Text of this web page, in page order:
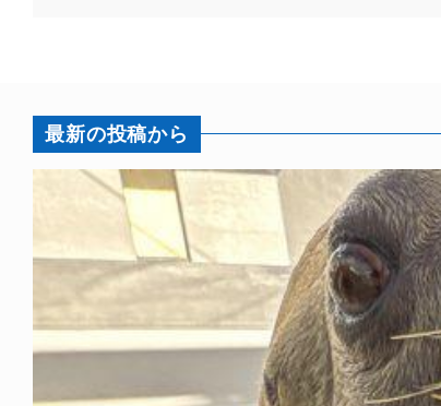
最新の投稿から